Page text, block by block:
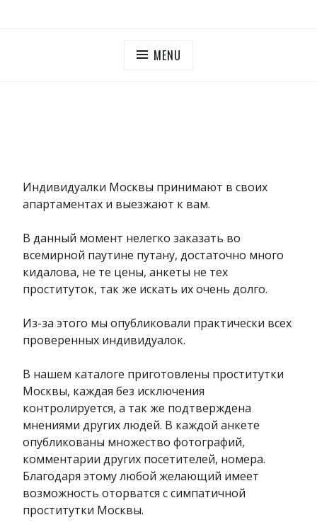
MENU
Индивидуалки Москвы принимают в своих
апартаментах и выезжают к вам.
В данный момент нелегко заказать во
всемирной паутине путану, достаточно много
кидалова, не те цены, анкеты не тех
проституток, так же искать их очень долго.
Из-за этого мы опубликовали практически всех
проверенных индивидуалок.
В нашем каталоге приготовлены проститутки
Москвы, каждая без исключения
контролируется, а так же подтверждена
мнениями других людей. В каждой анкете
опубликованы множество фотографий,
комментарии других посетителей, номера.
Благодаря этому любой желающий имеет
возможность оторватся с симпатичной
проститутки Москвы.